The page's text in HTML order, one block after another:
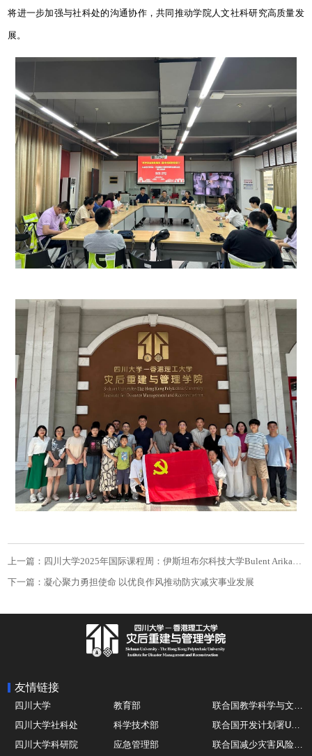
将进一步加强与社科处的沟通协作，共同推动学院人文社科研究高质量发
展。
下一篇：凝心聚力勇担使命 以优良作风推动防灾减灾事业发展
友情链接
四川大学 教育部
联合国教学科学与文化组织UNESCO
四川大学社科处
科学技术部
联合国开发计划署UNDP
四川大学科研院
应急管理部 联合国减少灾害风险办公室UNDRR